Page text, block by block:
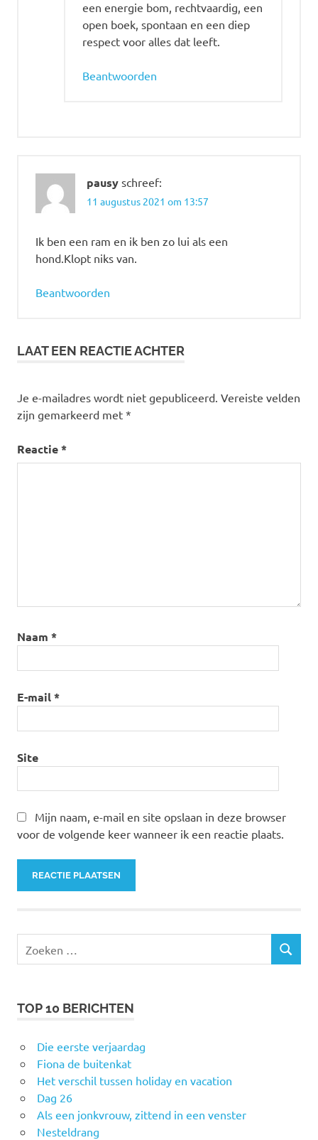
een energie bom, rechtvaardig, een
open boek, spontaan en een diep
respect voor alles dat leeft.
Beantwoorden
pausy schreef:
11 augustus 2021 om 13:57
Ik ben een ram en ik ben zo lui als een
hond.Klopt niks van.
Beantwoorden
LAAT EEN REACTIE ACHTER
Je e-mailadres wordt niet gepubliceerd. Vereiste velden
zijn gemarkeerd met *
Reactie*
Naam *
E-mail*
Site
Mijn naam, e-mail en site opslaan in deze browser
voor de volgende keer wanneer ik een reactie plaats.
naar:
ZOEKEN
TOP 10 BERICHTEN
Die eerste verjaardag
Fiona de buitenkat
Het verschil tussen holiday en vacation
Dag 26
Als een jonkvrouw, zittend in een venster
Nesteldrang